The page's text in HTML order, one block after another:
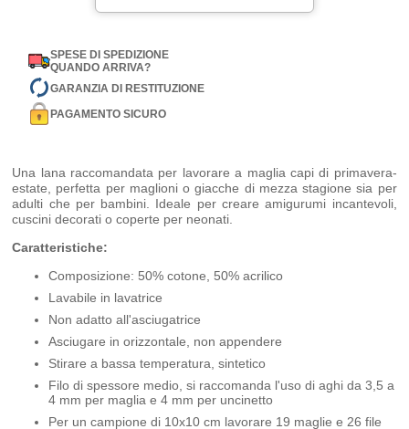
SPESE DI SPEDIZIONE
QUANDO ARRIVA?
GARANZIA DI RESTITUZIONE
PAGAMENTO SICURO
Una lana raccomandata per lavorare a maglia capi di primavera-
estate, perfetta per maglioni o giacche di mezza stagione sia per
adulti che per bambini. Ideale per creare amigurumi incantevoli,
cuscini decorati o coperte per neonati.
Caratteristiche:
Composizione: 50% cotone, 50% acrilico
Lavabile in lavatrice
Non adatto all'asciugatrice
Asciugare in orizzontale, non appendere
Stirare a bassa temperatura, sintetico
Filo di spessore medio, si raccomanda l'uso di aghi da 3,5 a
4 mm per maglia e 4 mm per uncinetto
Per un campione di 10x10 cm lavorare 19 maglie e 26 file